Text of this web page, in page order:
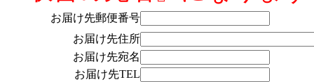
お届け先郵便番号
お届け先住所
お届け先宛名
お届け先TEL